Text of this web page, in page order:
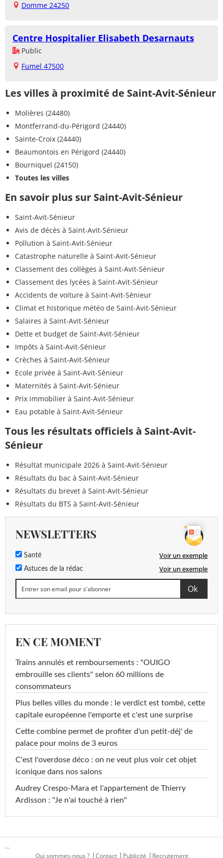
Domme 24250
Centre Hospitalier Elisabeth Desarnauts
Public
Fumel 47500
Les villes à proximité de Saint-Avit-Sénieur
Molières (24480)
Montferrand-du-Périgord (24440)
Sainte-Croix (24440)
Beaumontois en Périgord (24440)
Bourniquel (24150)
Toutes les villes
En savoir plus sur Saint-Avit-Sénieur
Saint-Avit-Sénieur
Avis de décès à Saint-Avit-Sénieur
Pollution à Saint-Avit-Sénieur
Catastrophe naturelle à Saint-Avit-Sénieur
Classement des collèges à Saint-Avit-Sénieur
Classement des lycées à Saint-Avit-Sénieur
Accidents de voiture à Saint-Avit-Sénieur
Climat et historique météo de Saint-Avit-Sénieur
Salaires à Saint-Avit-Sénieur
Dette et budget de Saint-Avit-Sénieur
Impôts à Saint-Avit-Sénieur
Crèches à Saint-Avit-Sénieur
Ecole privée à Saint-Avit-Sénieur
Maternités à Saint-Avit-Sénieur
Prix immobilier à Saint-Avit-Sénieur
Eau potable à Saint-Avit-Sénieur
Tous les résultats officiels à Saint-Avit-
Sénieur
Résultat municipale 2026 à Saint-Avit-Sénieur
Résultats du bac à Saint-Avit-Sénieur
Résultats du brevet à Saint-Avit-Sénieur
Résultats du BTS à Saint-Avit-Sénieur
NEWSLETTERS
Santé Voir un exemple
Astuces de la rédac Voir un exemple
EN CE MOMENT
Trains annulés et remboursements : "OUIGO
embrouille ses clients" selon 60 millions de
consommateurs
Plus belles villes du monde : le verdict est tombé, cette
capitale européenne l'emporte et c'est une surprise
Cette combine permet de profiter d'un petit-déj' de
palace pour moins de 3 euros
C'est l'overdose déco : on ne veut plus voir cet objet
iconique dans nos salons
Audrey Crespo-Mara et l'appartement de Thierry
Ardisson : "Je n'ai touché à rien"
...
Qui sommes-nous ?
Contact Publicité Recrutement